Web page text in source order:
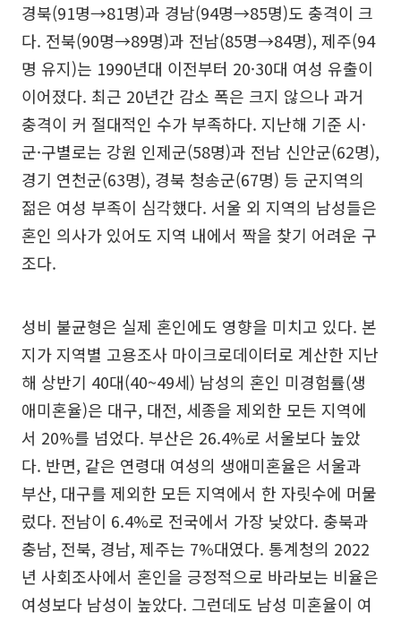
경북(91명→81명)과 경남(94명→85명)도 충격이 크
다. 전북(90명→89명)과 전남(85명→84명), 제주(94
명 유지)는 1990년대 이전부터 20·30대 여성 유출이
이어졌다. 최근 20년간 감소 폭은 크지 않으나 과거
충격이 커 절대적인 수가 부족하다. 지난해 기준 시·
군·구별로는 강원 인제군(58명)과 전남 신안군(62명),
경기 연천군(63명), 경북 청송군(67명) 등 군지역의
젊은 여성 부족이 심각했다. 서울 외 지역의 남성들은
혼인 의사가 있어도 지역 내에서 짝을 찾기 어려운 구
조다.
성비 불균형은 실제 혼인에도 영향을 미치고 있다. 본
지가 지역별 고용조사 마이크로데이터로 계산한 지난
해 상반기 40대(40~49세) 남성의 혼인 미경험률(생
애미혼율)은 대구, 대전, 세종을 제외한 모든 지역에
서 20%를 넘었다. 부산은 26.4%로 서울보다 높았
다. 반면, 같은 연령대 여성의 생애미혼율은 서울과
부산, 대구를 제외한 모든 지역에서 한 자릿수에 머물
렀다. 전남이 6.4%로 전국에서 가장 낮았다. 충북과
충남, 전북, 경남, 제주는 7%대였다. 통계청의 2022
년 사회조사에서 혼인을 긍정적으로 바라보는 비율은
여성보다 남성이 높았다. 그런데도 남성 미혼율이 여